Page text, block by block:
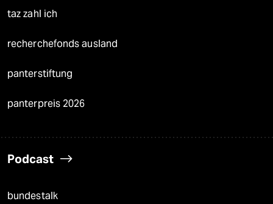
taz zahl ich
recherchefonds ausland
panterstiftung
panterpreis 2026
Podcast
bundestalk